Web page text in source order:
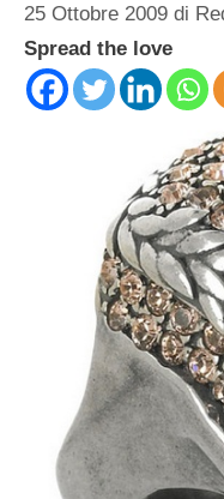
25 Ottobre 2009 di
Spread the love